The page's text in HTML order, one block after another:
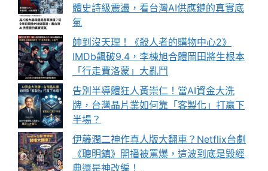
體史詩級震盪，看台灣AI供應鏈的真實底
氣
帥到沒天理！《殺人者的購物中心2》
IMDb飆破9.4，李棟旭合體岡田將生根本
「行走費洛蒙」大亂鬥
告別半導體狂人黃崇仁！當AI資金大洗
牌，台灣晶片業如何靠「客製化」打贏下
半場？
伊藤潤二神作真人版大翻車？Netflix台劇
《聰明鎮》開播被罵爆，這波到底是毀經
典還是神改編！